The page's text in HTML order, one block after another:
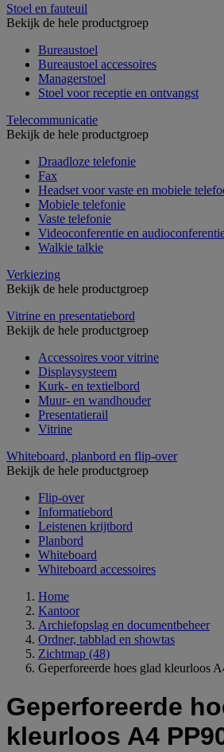
Stoel en fauteuil
Bekijk de hele productgroep
Bureaustoel
Bureaustoel accessoires
Managerstoel
Stoel voor receptie en ontvangst
Telecommunicatie
Bekijk de hele productgroep
Draadloze telefonie
Fax
Headset voor vaste en mobiele
Mobiele telefonie
Vaste telefonie
Videoconferentie en
Walkie talkie
Verkiezing
Bekijk de hele productgroep
Vitrine en presentatiebord
Bekijk de hele productgroep
Accessoires voor vitrine
Displaysysteem
Kurk- en textielbord
Muur- en wandhouder
Presentatierail
Vitrine
Whiteboard, planbord en flip-over
Bekijk de hele productgroep
Flip-over
Informatiebord
Leistenen krijtbord
Planbord
Whiteboard
Whiteboard accessoires
Home
Kantoor
Archiefopslag en documentbeheer
Ordner, tabblad en showtas
Zichtmap (48)
Geperforeerde hoes glad kleurloos
Geperforeerde
kleurloos A4